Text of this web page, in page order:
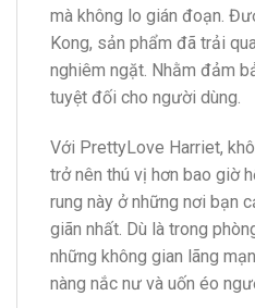
mà không lo gián đoạn.
Kong, sản phẩm đã trải
nghiêm ngặt. Nhằm đảm
tuyệt đối cho người dùng.
Với PrettyLove Harriet,
trở nên thú vị hơn bao giờ
rung này ở những nơi bạn
giãn nhất. Dù là trong
những không gian lãng
nàng nắc nư và uốn éo